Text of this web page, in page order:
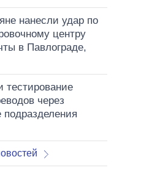
нанесли удар по
центру
в Павлограде,
тестирование
через